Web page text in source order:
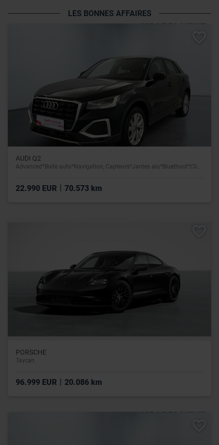
LES BONNES AFFAIRES
AUDI Q2
Advanced*Boite auto*Navigation, Capteurs*Jantes alu*Bluethoot*Climtronic
22.990 EUR 70.573 km
PORSCHE
Taycan
96.999 EUR | 20.086 km